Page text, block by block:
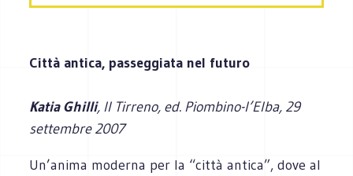
Città antica, passeggiata nel futuro
Katia Ghilli, Il Tirreno, ed. Piombino-l’Elba, 29
settembre 2007
Un’anima moderna per la “città antica”, dove al